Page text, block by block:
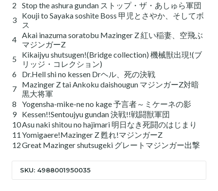
2
Stop the ashura gundan ストップ・ザ・あしゅら軍団
3
Kouji to Sayaka soshite Boss 甲児とさやか、そしてボ
ス
4 Akai inazuma soratobu Mazinger Z 紅い稲妻、空飛ぶ
マジンガーZ
5
Kikaijyu shutsugen!(Bridge collection) 機械獣出現!(ブ
リッジ・コレクション)
6
Dr.Hell shi no kessen Drヘル、死の決戦
7
Mazinger Z tai Ankoku daishougun マジンガーZ対暗
黒大将軍
8
Yogensha-mike-ne no kage 予言者～ミケーネの影
9
Kessen!!Sentoujyu gundan 決戦!!戦闘獣軍団
10Asu naki shitou no hajimari 明日なき死闘のはじまり
11 Yomigaere!Mazinger Z 甦れ!マジンガーZ
12Great Mazinger shutsugeki グレートマジンガー出撃
SKU: 4988001950035